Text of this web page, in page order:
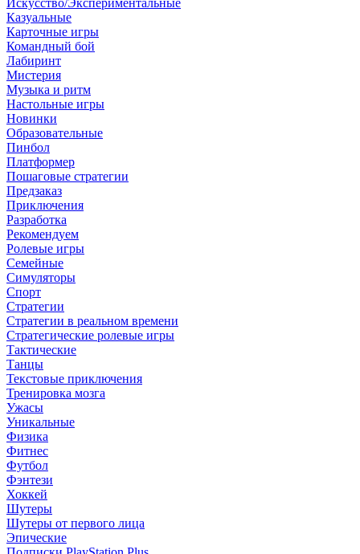
Искусство/Экспериментальные
Казуальные
Карточные игры
Командный бой
Лабиринт
Мистерия
Музыка и ритм
Настольные игры
Новинки
Образовательные
Пинбол
Платформер
Пошаговые стратегии
Предзаказ
Приключения
Разработка
Рекомендуем
Ролевые игры
Семейные
Симуляторы
Спорт
Стратегии
Стратегии в реальном времени
Стратегические ролевые игры
Тактические
Танцы
Текстовые приключения
Тренировка мозга
Ужасы
Уникальные
Физика
Фитнес
Футбол
Фэнтези
Хоккей
Шутеры
Шутеры от первого лица
Эпические